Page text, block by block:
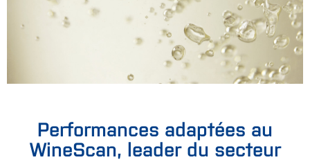
Performances adaptées au
WineScan, leader du secteur